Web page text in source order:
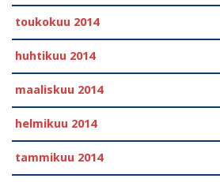
toukokuu 2014
huhtikuu 2014
maaliskuu 2014
helmikuu 2014
tammikuu 2014